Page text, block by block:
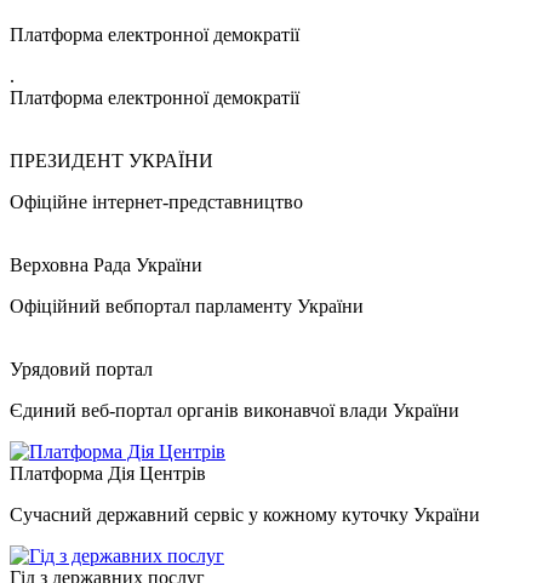
Платформа електронної демократії
.
Платформа електронної демократії
ПРЕЗИДЕНТ УКРАЇНИ
Офіційне інтернет-представництво
Верховна Рада України
Офіційний вебпортал парламенту України
Урядовий портал
Єдиний веб-портал органів виконавчої влади України
Платформа Дія Центрів
Сучасний державний сервіс у кожному куточку України
Гід з державних послуг